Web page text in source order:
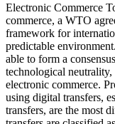
Electronic Commerce
commerce, a WTO
framework for
predictable
able to form a
technological
electronic commerce.
using digital transfers,
transfers, are the most